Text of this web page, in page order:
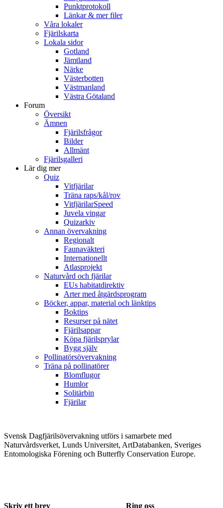
Punktprotokoll
Länkar & mer filer
Våra lokaler
Fjärilskarta
Lokala sidor
Gotland
Jämtland
Närke
Västerbotten
Västmanland
Västra Götaland
Forum
Översikt
Ämnen
Fjärilsfrågor
Bilder
Allmänt
Fjärilsgalleri
Lär dig mer
Quiz
Vitfjärilar
Träna raps/kål/rov
VitfjärilarSpeed
Juvela vingar
Quizarkiv
Annan övervakning
Regionalt
Faunaväkteri
Internationellt
Atlasprojekt
Naturvård och fjärilar
EUs habitatdirektiv
Arter med åtgärdsprogram
Böcker, appar, material och länktips
Boktips
Resurser på nätet
Fjärilsappar
Köpa fjärilsprylar
Bygg själv
Pollinatörsövervakning
Träna på pollinatörer
Blomflugor
Humlor
Solitärbin
Fjärilar
Svensk Dagfjärilsövervakning utförs i samarbete med
Naturvårdsverket, Lunds Universitet, ArtDatabanken, Sveriges
Entomologiska Förening och Butterfly Conservation Europe.
Skriv ett brev Ring oss